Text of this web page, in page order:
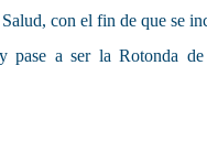
con el fin de que se
pase a ser la Rotonda de